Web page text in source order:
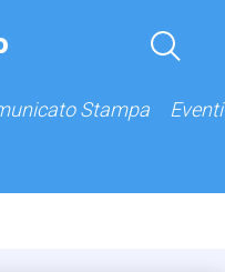
Stampa Eventi